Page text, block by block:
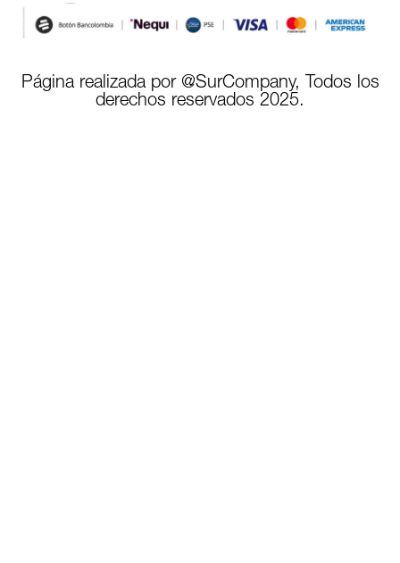
Página realizada por @SurCompany, Todos los
derechos reservados 2025.